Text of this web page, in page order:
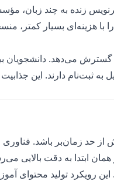
زنده به چند زبان،
با هزینه‌ای بسیار کمتر،
می‌دهد. دانشجویان
به ثبت‌نام دارند. این
حد زمان‌بر باشد. فناوری
همان ابتدا به دقت بالایی
تولید محتوای